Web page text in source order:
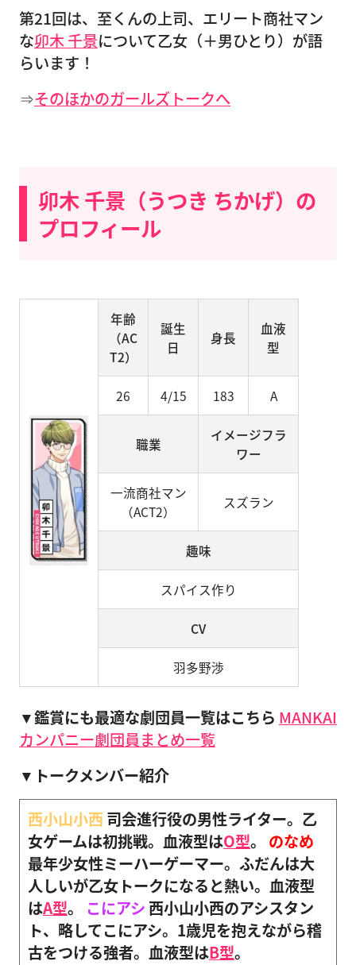
第21回は、至くんの上司、エリート商社マン
な卯木 千景について乙女（＋男ひとり）が語
らいます！
⇒そのほかのガールズトークへ
卯木 千景（うつき ちかげ）の
プロフィール
年齢
（AC
T2）
誕生
日
身長
血液
型
26 4/15 183 A
職業
イメージフラ
ワー
一流商社マン
（ACT2）
スズラン
趣味
スパイス作り
CV
羽多野渉
▼鑑賞にも最適な劇団員一覧はこちら MANKAI
カンパニー劇団員まとめ一覧
▼トークメンバー紹介
西小山小西 司会進行役の男性ライター。乙
女ゲームは初挑戦。血液型はO型。 のなめ
最年少女性ミーハーゲーマー。ふだんは大
人しいが乙女トークになると熱い。血液型
はA型。 こにアシ 西小山小西のアシスタン
ト、略してこにアシ。1歳児を抱えながら稽
古をつける強者。血液型はB型。